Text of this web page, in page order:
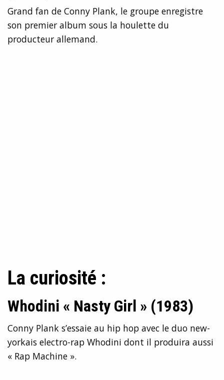
Grand fan de Conny Plank, le groupe enregistre
son premier album sous la houlette du
producteur allemand.
La curiosité :
Whodini « Nasty Girl » (1983)
Conny Plank s’essaie au hip hop avec le duo new-
yorkais electro-rap Whodini dont il produira aussi
« Rap Machine ».